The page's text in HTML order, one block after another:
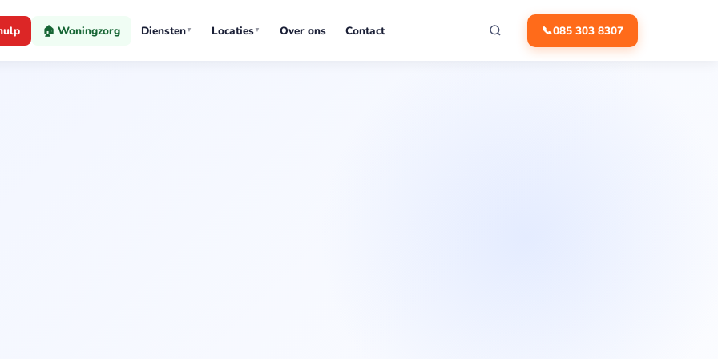
🏠 Woningzorg Diensten▼ Locaties▼ Over ons Contact 📞085 303 8307